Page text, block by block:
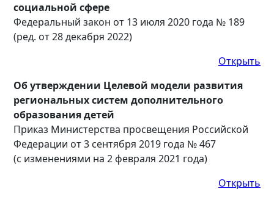
социальной сфере
Федеральный закон от 13 июля 2020 года № 189
(ред. от 28 декабря 2022)
Открыть
Об утверждении Целевой модели развития
региональных систем дополнительного
образования детей
Приказ Министерства просвещения Российской
Федерации от 3 сентября 2019 года № 467
(с изменениями на 2 февраля 2021 года)
Открыть